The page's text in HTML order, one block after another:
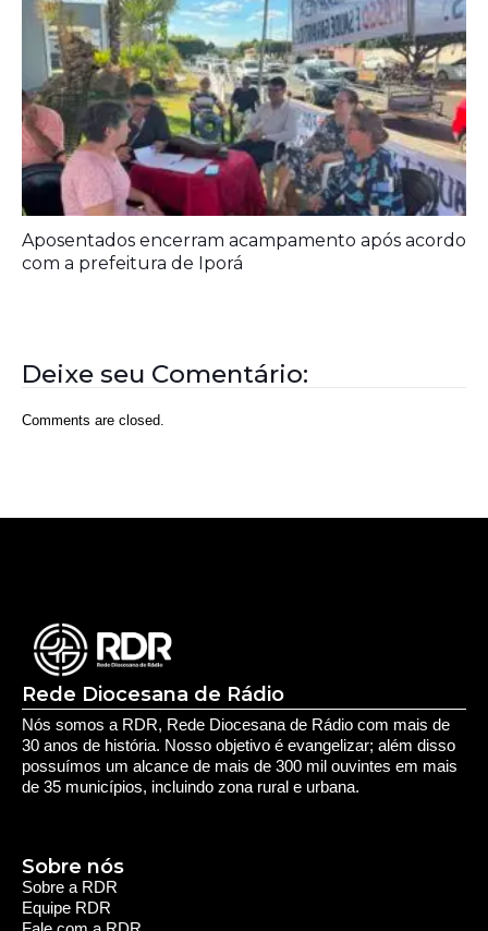
Deixe seu Comentário:
Comments are closed.
Nós somos a RDR, Rede Diocesana de Rádio com mais de
Fale com a RDR
Redes Sociais
Saúde e Espiritualidade
Espiritualidade
Educação e Desenvolvimento Pessoal
Serviços e Comunidade
Utilidade Pública
Oportunidade
Segurança